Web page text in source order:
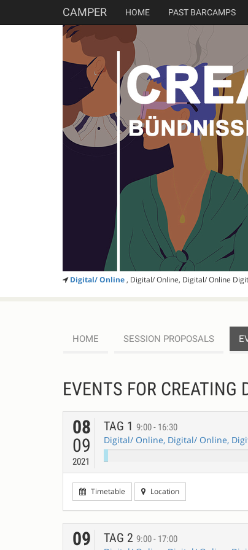
CAMPER HOME PAST BARCAMPS
Digital/ Online, Digital/ Online, Digital/ Online
HOME SESSION PROPOSALS
EVENTS FOR CREATING
08
09
2021
TAG 1 9:00 - 16:30
Digital/ Online, Digital/ Online,
Timetable Location
09
TAG 2 9:00 - 17:00